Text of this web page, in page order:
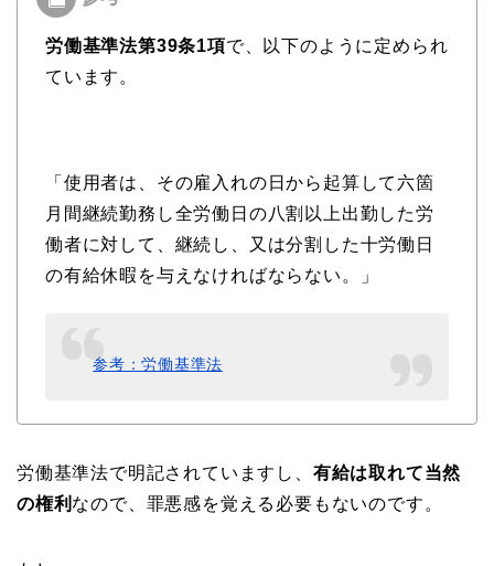
労働基準法第39条1項で、以下のように定められ
ています。
「使用者は、その雇入れの日から起算して六箇
月間継続勤務し全労働日の八割以上出勤した労
働者に対して、継続し、又は分割した十労働日
の有給休暇を与えなければならない。」
参考：労働基準法
労働基準法で明記されていますし、 有給は取れて当然
の権利 なので、罪悪感を覚える必要もないのです。